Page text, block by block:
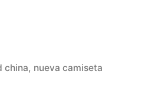
china, nueva camiseta